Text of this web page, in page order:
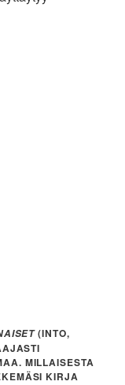
(INTO,
MILLAISESTA
KIRJA